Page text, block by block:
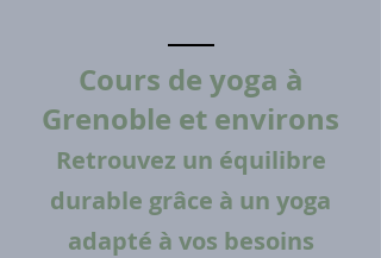
Cours de yoga à
Grenoble et environs
Retrouvez un équilibre
durable grâce à un yoga
adapté à vos besoins